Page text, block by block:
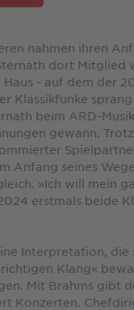
nahmen ihren
dort Mitglied
- auf dem der
Klassikfunke
beim ARD-
gewann.
Anfang seines
»Ich will mein
erstmals beide
Interpretation, die
Klang«
Mit Brahms gibt
Konzerten.